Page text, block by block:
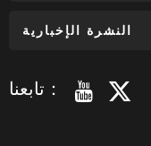
النشرة الإخبارية
تابعنا：